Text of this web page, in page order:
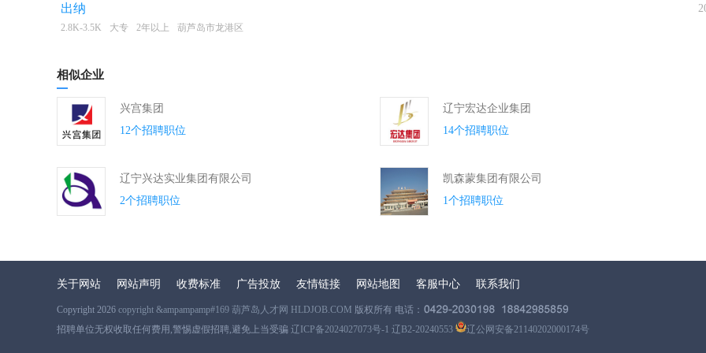
出纳
2.8K-3.5K 大专 2年以上 葫芦岛市龙港区
相似企业
兴宫集团
12个招聘职位
辽宁宏达企业集团
14个招聘职位
辽宁兴达实业集团有限公司
2个招聘职位
凯森蒙集团有限公司
1个招聘职位
关于网站 网站声明 收费标准 广告投放 友情链接 网站地图 客服中心 联系我们
Copyright 2026 copyright &ampampamp#169 葫芦岛人才网 HLDJOB.COM 版权所有 电话：
招聘单位无权收取任何费用,警惕虚假招聘,避免上当受骗 辽ICP备2024027073号-1 辽B2-20240553 辽公网安备21140202000174号